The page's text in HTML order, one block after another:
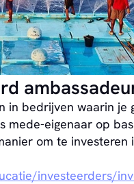
in bedrijven waarin je
mede-eigenaar op
om te investeren
investeerders/